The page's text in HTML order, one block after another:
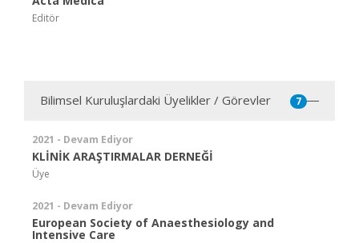
Editör
Bilimsel Kuruluşlardaki Üyelikler / Görevler 7
2021 - Devam Ediyor
KLİNİK ARAŞTIRMALAR DERNEĞİ
Üye
2021 - Devam Ediyor
European Society of Anaesthesiology and
Intensive Care